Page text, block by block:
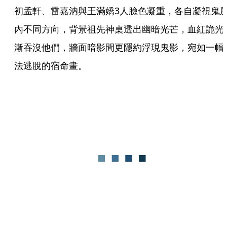
初孟軒、雷嘉汭與王滿嬌3人臉色凝重，各自凝視鬼
內不同方向，背景祖先神桌透出幽暗光芒，血紅詭光
漸吞沒他們，牆面暗影間更隱約浮現鬼影，宛如一幅
法逃脫的宿命畫。